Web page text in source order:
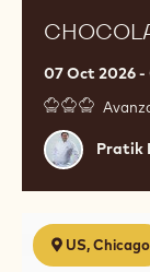
07 Oct 2026
Pratik
Deshmukh
Pratik
US, Chicago
Classic
Desserts